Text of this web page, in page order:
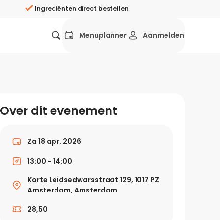
Ingrediënten direct bestellen
Wat eten we vandaag?
Gezonde recepten
Recepten avondeten
Makkelijke recepten
Menuplanner Aanmelden
Over dit evenement
Za 18 apr. 2026
13:00 - 14:00
Korte Leidsedwarsstraat 129, 1017 PZ
Amsterdam, Amsterdam
28,50